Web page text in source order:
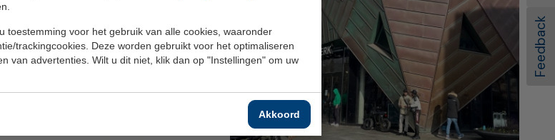
toestemming voor het gebruik van alle cookies, waaronder
trackingcookies. Deze worden gebruikt voor het optimaliseren
van advertenties. Wilt u dit niet, klik dan op "Instellingen" om uw
Akkoord
Feedback